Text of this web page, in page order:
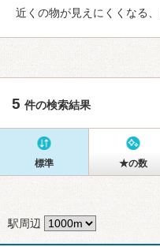
近くの物が見えにくくなる
5 件の検索結果
標準 ★の数
駅周辺